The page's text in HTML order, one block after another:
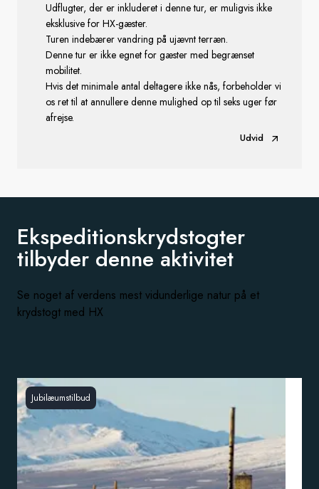
Udflugter, der er inkluderet i denne tur, er muligvis ikke
eksklusive for HX-gæster.
Turen indebærer vandring på ujævnt terræn.
Denne tur er ikke egnet for gæster med begrænset
mobilitet.
Hvis det minimale antal deltagere ikke nås, forbeholder vi
os ret til at annullere denne mulighed op til seks uger før
afrejse.
Udvid
Ekspeditionskrydstogter
tilbyder denne aktivitet
Se noget af verdens mest vidunderlige natur på et
krydstogt med HX
Jubilæumstilbud